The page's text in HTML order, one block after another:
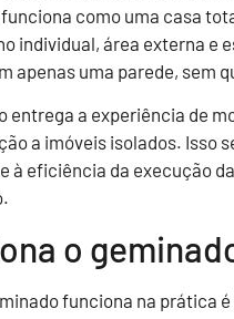
como uma casa
individual, área externa e
apenas uma parede, sem
entrega a experiência de
a imóveis isolados. Isso
à eficiência da execução
o
funciona na prática